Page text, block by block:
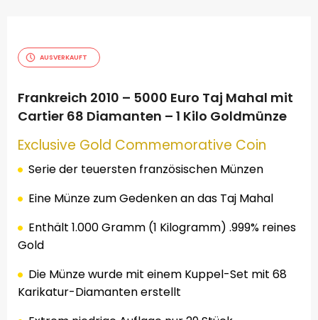
AUSVERKAUFT
Frankreich 2010 – 5000 Euro Taj Mahal mit
Cartier 68 Diamanten – 1 Kilo Goldmünze
Exclusive Gold Commemorative Coin
Serie der teuersten französischen Münzen
Eine Münze zum Gedenken an das Taj Mahal
Enthält 1.000 Gramm (1 Kilogramm) .999% reines
Gold
Die Münze wurde mit einem Kuppel-Set mit 68
Karikatur-Diamanten erstellt